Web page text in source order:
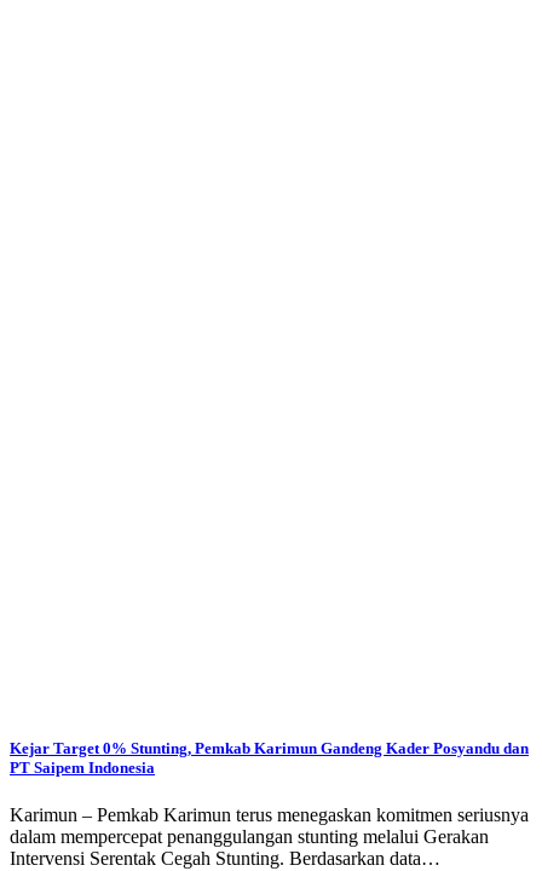
Kejar Target 0% Stunting, Pemkab Karimun Gandeng Kader Posyandu dan
PT Saipem Indonesia
Karimun – Pemkab Karimun terus menegaskan komitmen seriusnya
dalam mempercepat penanggulangan stunting melalui Gerakan
Intervensi Serentak Cegah Stunting. Berdasarkan data…